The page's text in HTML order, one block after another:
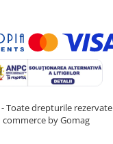
Toate drepturile rezervate
commerce by Gomag